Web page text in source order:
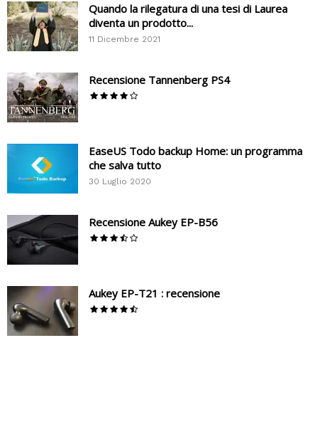
Quando la rilegatura di una tesi di Laurea
diventa un prodotto...
11 Dicembre 2021
Recensione Tannenberg PS4
EaseUS Todo backup Home: un programma
che salva tutto
30 Luglio 2020
Recensione Aukey EP-B56
Aukey EP-T21 : recensione